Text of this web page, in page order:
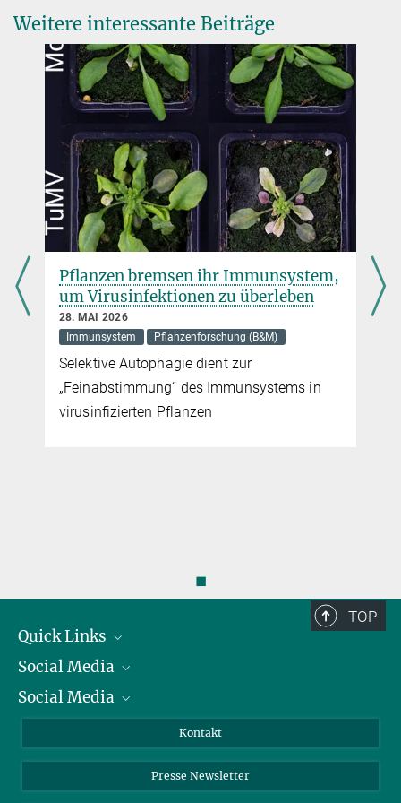
frederik.koepper@...
Wer macht in Deutschland Tierversuche?
Weitere interessante Beiträge
Pflanzen bremsen ihr Immunsystem,
um Virusinfektionen zu überleben
28. MAI 2026
Immunsystem
Pflanzenforschung (B&M)
Selektive Autophagie dient zur
„Feinabstimmung“ des Immunsystems in
virusinfizierten Pflanzen
◼
TOP
Quick Links
Präsident
Zahlen und Fakten
Meldestelle Fehlverhalten
Social Media
Bluesky
Social Media
YouTube
Kontakt
Presse Newsletter